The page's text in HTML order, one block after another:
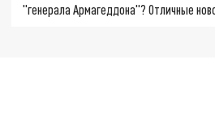
"генерала Армагеддона"? Отличные